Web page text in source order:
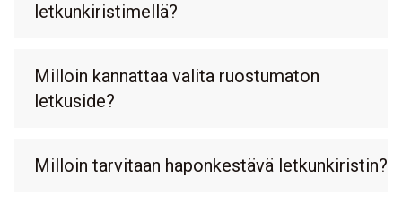
letkunkiristimellä?
Milloin kannattaa valita ruostumaton
letkuside?
Milloin tarvitaan haponkestävä letkunkiristin?